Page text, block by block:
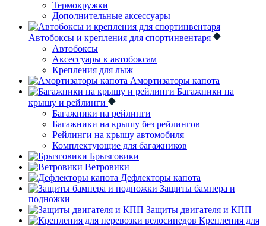
Термокружки
Дополнительные аксессуары
Автобоксы и крепления для спортинвентаря
Автобоксы
Аксессуары к автобоксам
Крепления для лыж
Амортизаторы капота
Багажники на
крышу и рейлинги
Багажники на рейлинги
Багажники на крышу без рейлингов
Рейлинги на крышу автомобиля
Комплектующие для багажников
Брызговики
Ветровики
Дефлекторы капота
Защиты бампера и
подножки
Защиты двигателя и КПП
Крепления для